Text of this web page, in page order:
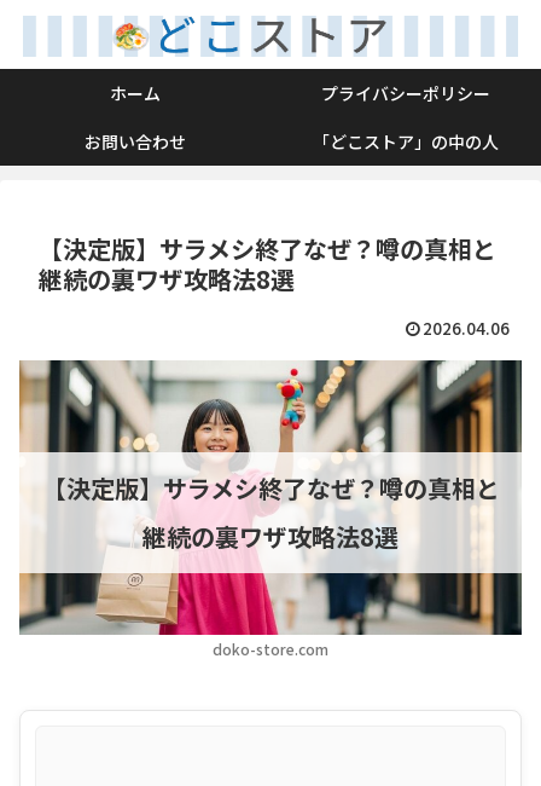
ホーム
プライバシーポリシー
お問い合わせ
「どこストア」の中の人
【決定版】サラメシ終了なぜ？噂の真相と
継続の裏ワザ攻略法8選
2026.04.06
doko-store.com
【決定版】サラメシ終了なぜ？噂の真相と
継続の裏ワザ攻略法8選